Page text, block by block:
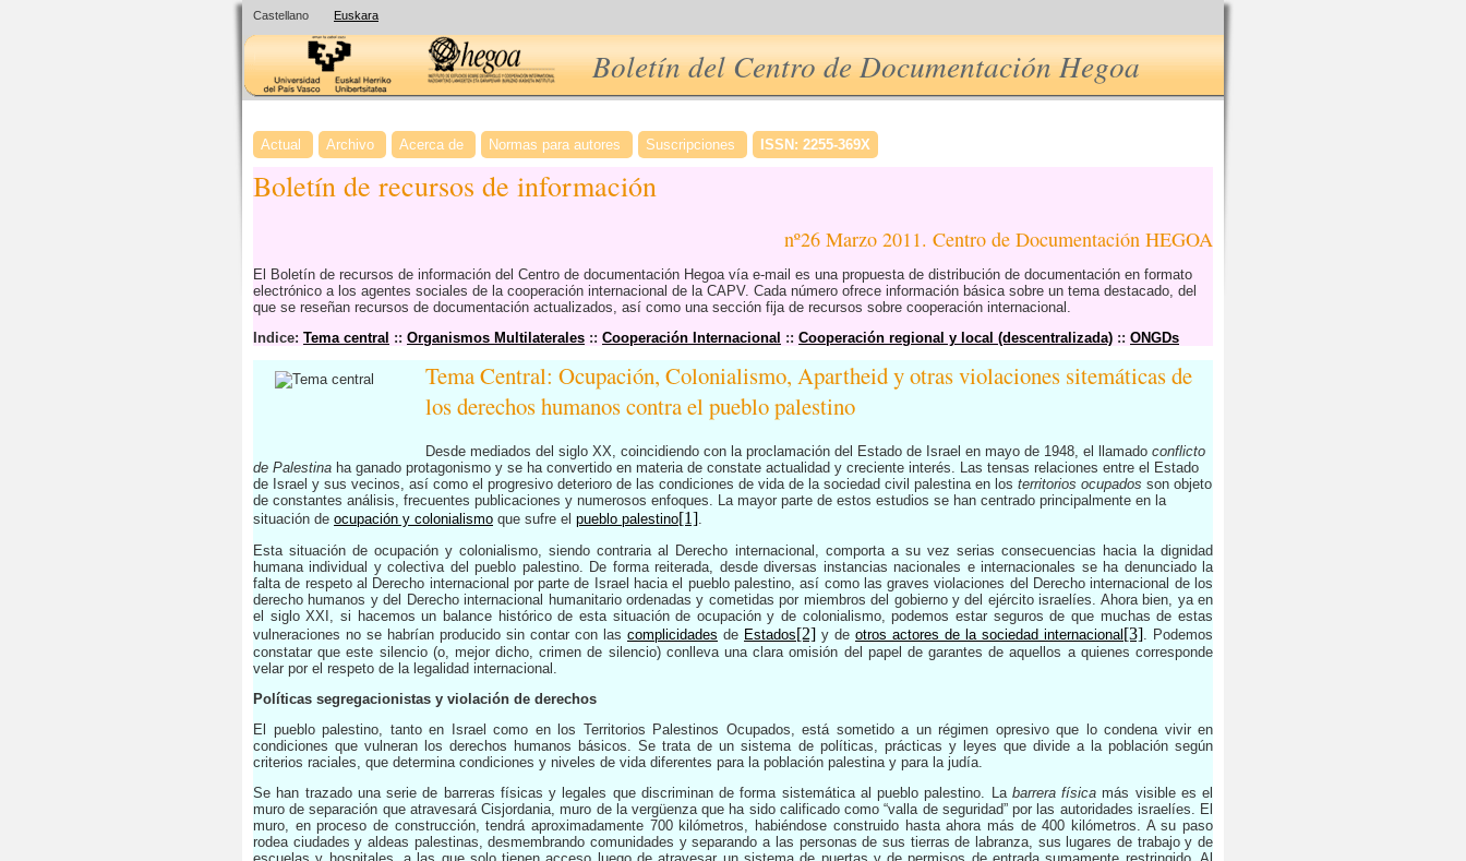
Castellano Euskara
Boletín del Centro de Documentación Hegoa
Actual Archivo Acerca de Normas para autores Suscripciones ISSN: 2255-369X
Boletín de recursos de información
nº26 Marzo 2011. Centro de Documentación HEGOA
El Boletín de recursos de información del Centro de documentación Hegoa vía e-mail es una propuesta de distribución de documentación en formato
electrónico a los agentes sociales de la cooperación internacional de la CAPV. Cada número ofrece información básica sobre un tema destacado, del
que se reseñan recursos de documentación actualizados, así como una sección fija de recursos sobre cooperación internacional.
Indice: Tema central :: Organismos Multilaterales :: Cooperación Internacional :: Cooperación regional y local (descentralizada) :: ONGDs
Tema Central: Ocupación, Colonialismo, Apartheid y otras violaciones sitemáticas de
los derechos humanos contra el pueblo palestino
Desde mediados del siglo XX, coincidiendo con la proclamación del Estado de Israel en mayo de 1948, el llamado conflicto
de Palestina ha ganado protagonismo y se ha convertido en materia de constate actualidad y creciente interés. Las tensas relaciones entre el Estado
de Israel y sus vecinos, así como el progresivo deterioro de las condiciones de vida de la sociedad civil palestina en los territorios ocupados son objeto
de constantes análisis, frecuentes publicaciones y numerosos enfoques. La mayor parte de estos estudios se han centrado principalmente en la
situación de ocupación y colonialismo que sufre el pueblo palestino[1].
Esta situación de ocupación y colonialismo, siendo contraria al Derecho internacional, comporta a su vez serias consecuencias hacia la dignidad
humana individual y colectiva del pueblo palestino. De forma reiterada, desde diversas instancias nacionales e internacionales se ha denunciado la
falta de respeto al Derecho internacional por parte de Israel hacia el pueblo palestino, así como las graves violaciones del Derecho internacional de los
derecho humanos y del Derecho internacional humanitario ordenadas y cometidas por miembros del gobierno y del ejército israelíes. Ahora bien, ya en
el siglo XXI, si hacemos un balance histórico de esta situación de ocupación y de colonialismo, podemos estar seguros de que muchas de estas
vulneraciones no se habrían producido sin contar con las complicidades de Estados[2] y de otros actores de la sociedad internacional [3]. Podemos
constatar que este silencio (o, mejor dicho, crimen de silencio) conlleva una clara omisión del papel de garantes de aquellos a quienes corresponde
velar por el respeto de la legalidad internacional.
Políticas segregacionistas y violación de derechos
El pueblo palestino, tanto en Israel como en los Territorios Palestinos Ocupados, está sometido a un régimen opresivo que lo condena vivir en
condiciones que vulneran los derechos humanos básicos. Se trata de un sistema de políticas, prácticas y leyes que divide a la población según
criterios raciales, que determina condiciones y niveles de vida diferentes para la población palestina y para la judía.
Se han trazado una serie de barreras físicas y legales que discriminan de forma sistemática al pueblo palestino. La barrera física más visible es el
muro de separación que atravesará Cisjordania, muro de la vergüenza que ha sido calificado como “valla de seguridad” por las autoridades israelíes. El
muro, en proceso de construcción, tendrá aproximadamente 700 kilómetros, habiéndose construido hasta ahora más de 400 kilómetros. A su paso
rodea ciudades y aldeas palestinas, desmembrando comunidades y separando a las personas de sus tierras de labranza, sus lugares de trabajo y de